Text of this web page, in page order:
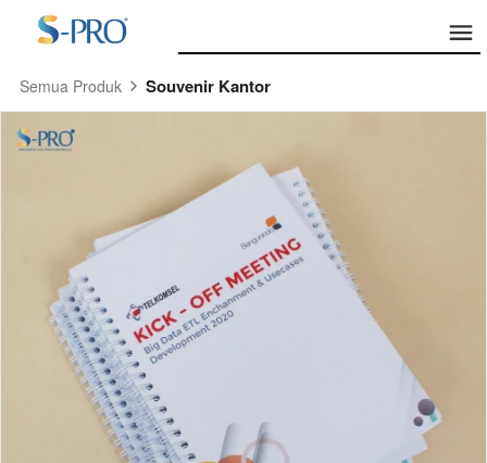
Semua Produk Souvenir Kantor